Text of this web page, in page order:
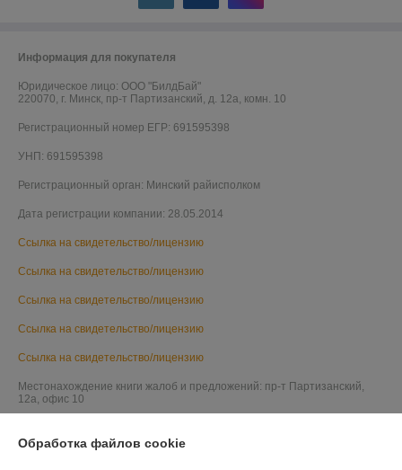
Информация для покупателя
Юридическое лицо: ООО "БилдБай"
220070, г. Минск, пр-т Партизанский, д. 12а, комн. 10
Регистрационный номер ЕГР: 691595398
УНП: 691595398
Регистрационный орган: Минский райисполком
Дата регистрации компании: 28.05.2014
Ссылка на свидетельство/лицензию
Ссылка на свидетельство/лицензию
Ссылка на свидетельство/лицензию
Ссылка на свидетельство/лицензию
Ссылка на свидетельство/лицензию
Местонахождение книги жалоб и предложений: пр-т Партизанский,
12а, офис 10
Обработка файлов cookie